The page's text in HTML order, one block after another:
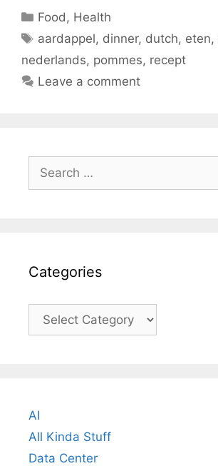
Categories
Food , Health
Tags
aardappel, dinner, dutch, eten,
nederlands, pommes, recept
Leave a comment
for:
Categories
Categories
AI
All Kinda Stuff
Data Center